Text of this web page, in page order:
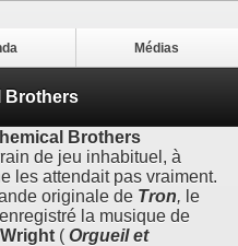
Médias
Brothers
Brothers
de jeu inhabituel, à
les attendait pas vraiment.
originale de Tron, le
la musique de
( Orgueil et